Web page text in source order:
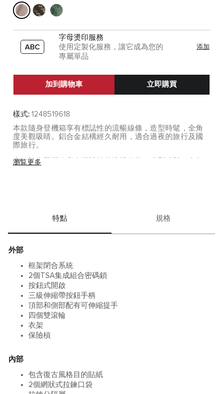
字母燙印服務
使用定製化服務，讓它成為您的
專屬單品
添加
加到購物車 立即購買
樣式: 1248519618
本款隨身登機箱享有標誌性的流暢線條，造型時髦，全角
度美觀吸睛。鋁合金結構經久耐用，適合過夜的旅行及國
際旅行。
本款隨身登機箱享有標誌性的流暢線條，造型時髦，全角
瀏覧更多
特點 規格
外部
框架閉合系統
2個TSA集成組合密碼鎖
按鈕式開啟
三級伸縮帶按鈕手柄
頂部和側部配有可伸縮提手
四個雙滾輪
衣架
保險槓
內部
包含復古風格目的貼紙
2個網狀式拉鍊口袋